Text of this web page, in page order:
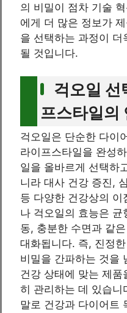
의 비밀이 점차 기술
에게 더 많은 정보가
을 선택하는 과정이 더
될 것입니다.
걱오일 선
프스타일의
걱오일은 단순한 다이
라이프스타일을 완성
일을 올바르게 선택하
니라 대사 건강 증진,
등 다양한 건강상의 이
나 걱오일의 효능은
동, 충분한 수면과 같
대화됩니다. 즉, 진정
비밀을 간파하는 것을
건강 상태에 맞는 제
히 관리하는 데 있습
말로 건강과 다이어트